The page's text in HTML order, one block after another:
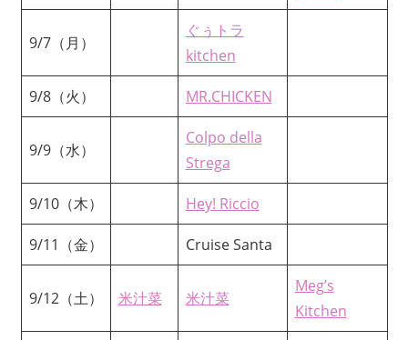
9/7（月）
ぐぅトラ
kitchen
9/8（火） MR.CHICKEN
9/9（水）
Colpo della
Strega
9/10（木） Hey! Riccio
9/11（金） Cruise Santa
9/12（土） 米汁菜 米汁菜
Meg’s
Kitchen